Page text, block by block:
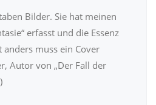
Bilder. Sie hat meinen
erfasst und die Essenz
muss ein Cover
Autor von „Der Fall der